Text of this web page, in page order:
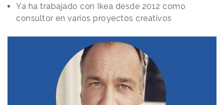
Ya ha trabajado con Ikea desde 2012 como
consultor en varios proyectos creativos